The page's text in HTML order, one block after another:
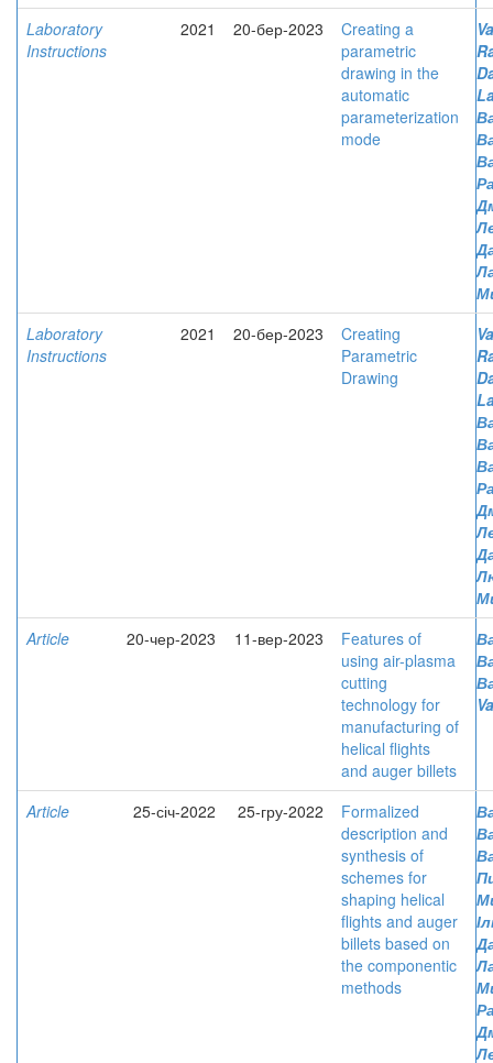
Laboratory
Instructions
2021 20-бер-2023
Creating a
parametric
drawing in the
automatic
parameterization
mode
Laboratory
Instructions
2021 20-бер-2023
Creating
Parametric
Drawing
Article
20-чер-2023 11-вер-2023
Features of
using air-plasma
cutting
technology for
manufacturing of
helical flights
and auger billets
Article 25-січ-2022 25-гру-2022
Formalized
description and
synthesis of
schemes for
shaping helical
flights and auger
billets based on
the componentic
methods